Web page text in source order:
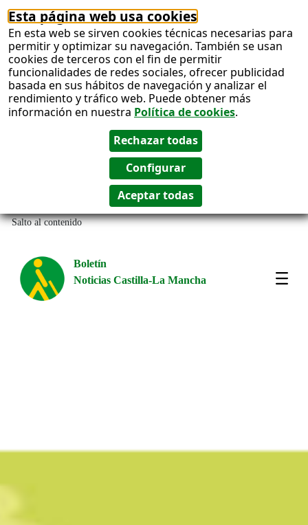
Esta página web usa cookies
En esta web se sirven cookies técnicas necesarias para
permitir y optimizar su navegación. También se usan
cookies de terceros con el fin de permitir
funcionalidades de redes sociales, ofrecer publicidad
basada en sus hábitos de navegación y analizar el
rendimiento y tráfico web. Puede obtener más
información en nuestra Política de cookies.
Salto al contenido
Boletín
Noticias Castilla-La Mancha